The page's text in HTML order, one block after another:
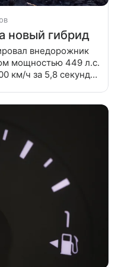
новый гибрид
внедорожник
мощностью 449 л.с.
км/ч за 5,8 секунды.